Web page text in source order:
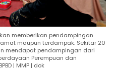
memberikan pendampingan
maupun terdampak. Sekitar 20
mendapat pendampingan dari
Perempuan dan
| MMP | dok